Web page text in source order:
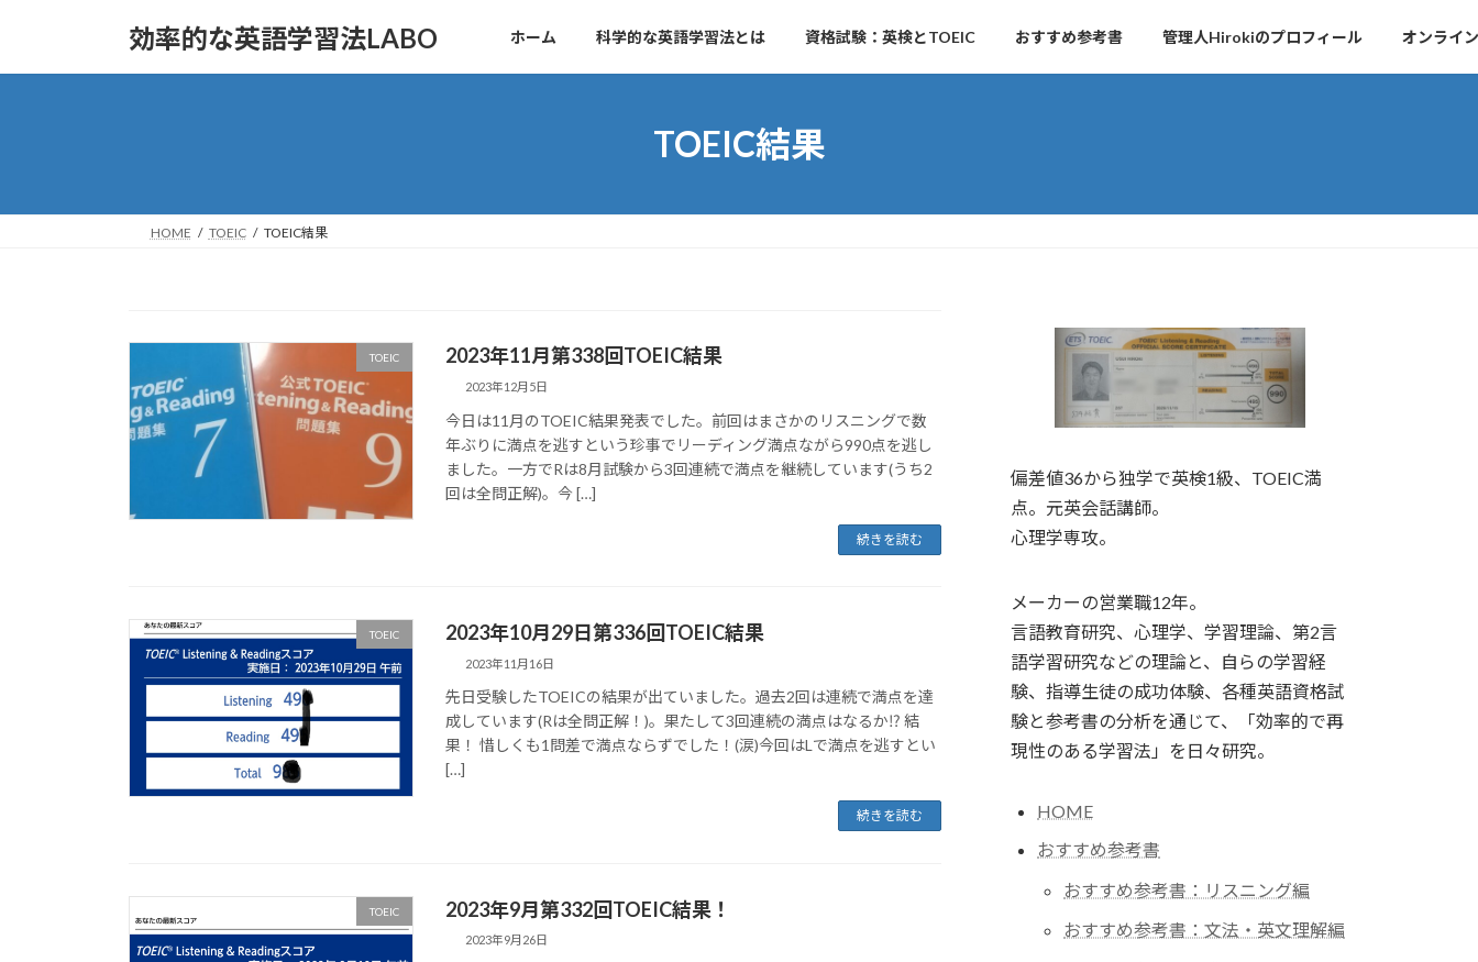
効率的な英語学習法LABO ホーム 科学的な英語学習法とは 資格試験：英検とTOEIC おすすめ参考書 管理人Hirokiのプロフィール オンライ
TOEIC結果
HOME TOEIC TOEIC結果
TOEIC 2023年11月第338回TOEIC結果
2023年12月5日
今日は11月のTOEIC結果発表でした。前回はまさかのリスニングで数
年ぶりに満点を逃すという珍事でリーディング満点ながら990点を逃し
ました。一方でRは8月試験から3回連続で満点を継続しています(うち2
回は全問正解)。今 […]
続きを読む
TOEIC 2023年10月29日第336回TOEIC結果
2023年11月16日
先日受験したTOEICの結果が出ていました。過去2回は連続で満点を達
成しています(Rは全問正解！)。果たして3回連続の満点はなるか⁉ 結
果！ 惜しくも1問差で満点ならずでした！(涙)今回はLで満点を逃すとい
[…]
続きを読む
TOEIC 2023年9月第332回TOEIC結果！
2023年9月26日
偏差値36から独学で英検1級、TOEIC満
点。元英会話講師。
心理学専攻。
メーカーの営業職12年。
言語教育研究、心理学、学習理論、第2言
語学習研究などの理論と、自らの学習経
験、指導生徒の成功体験、各種英語資格試
験と参考書の分析を通じて、「効率的で再
現性のある学習法」を日々研究。
HOME
おすすめ参考書
おすすめ参考書：リスニング編
おすすめ参考書：文法・英文理解編